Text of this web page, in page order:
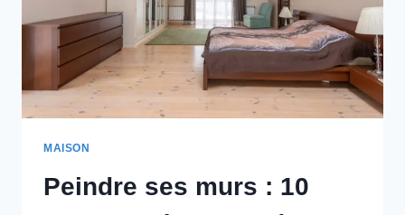
MAISON
Peindre ses murs : 10